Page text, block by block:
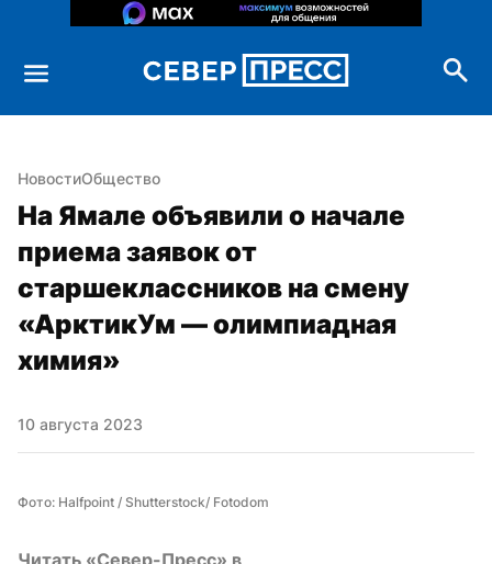
НовостиОбщество
На Ямале объявили о начале
приема заявок от
старшеклассников на смену
«АрктикУм — олимпиадная
химия»
10 августа 2023
Фото: Halfpoint / Shutterstock/ Fotodom
Читать «Север-Пресс» в